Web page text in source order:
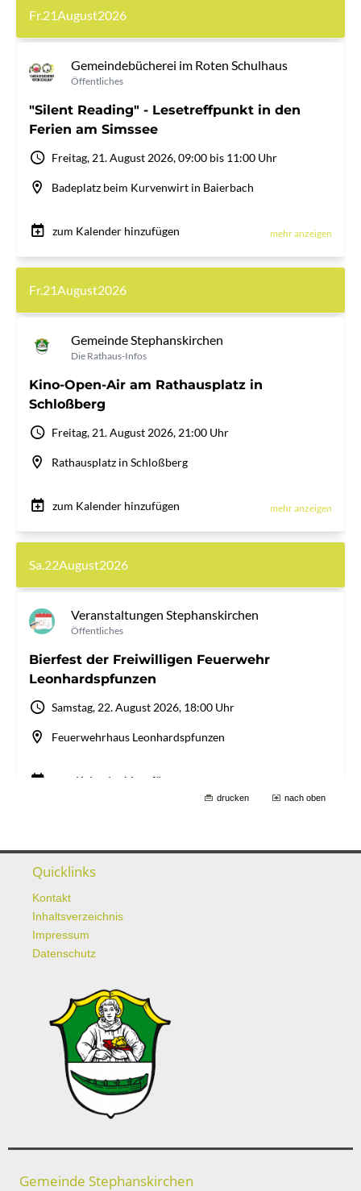
drucken nach oben
Quicklinks
Kontakt
Inhaltsverzeichnis
Impressum
Datenschutz
Gemeinde Stephanskirchen